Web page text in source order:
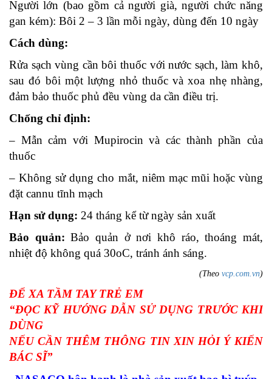
Người lớn (bao gồm cả người già, người chức năng
gan kém): Bôi 2 – 3 lần mỗi ngày, dùng đến 10 ngày
Cách dùng:
Rửa sạch vùng cần bôi thuốc với nước sạch, làm khô,
sau đó bôi một lượng nhỏ thuốc và xoa nhẹ nhàng,
đảm bảo thuốc phủ đều vùng da cần điều trị.
Chống chỉ định:
– Mẫn cảm với Mupirocin và các thành phần của
thuốc
– Không sử dụng cho mắt, niêm mạc mũi hoặc vùng
đặt cannu tĩnh mạch
Hạn sử dụng: 24 tháng kể từ ngày sản xuất
Bảo quản:Bảo quản ở nơi khô ráo, thoáng mát,
nhiệt độ không quá 30oC, tránh ánh sáng.
(Theo vcp.com.vn)
ĐỂ XA TẦM TAY TRẺ EM
“ĐỌC KỸ HƯỚNG DẪN SỬ DỤNG TRƯỚC KHI
DÙNG
NẾU CẦN THÊM THÔNG TIN XIN HỎI Ý KIẾN
BÁC SĨ”